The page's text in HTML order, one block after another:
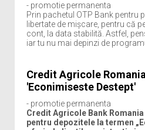
- promotie permanenta
Prin pachetul OTP Bank pentru
libertate de mişcare, pentru că
cont, la data stabilită. Astfel,
iar tu nu mai depinzi de
Credit Agricole
'Econimiseste Destept'
- promotie permanenta
Credit Agricole Bank
pentru depozitele la termen